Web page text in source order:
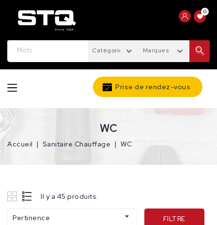
0
Catégories Marques
Prise de rendez-vous
WC
Accueil Sanitaire Chauffage WC
Il y a 45 produits.
Pertinence  FILTRE